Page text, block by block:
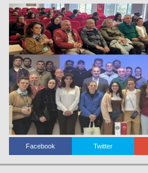
Facebook Twitter